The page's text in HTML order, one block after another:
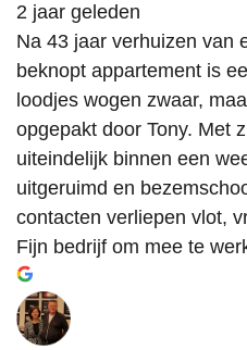
2 jaar geleden
Na 43 jaar verhuizen van
beknopt appartement is
loodjes wogen zwaar,
opgepakt door Tony. Met
uiteindelijk binnen een
uitgeruimd en
contacten verliepen vlot,
Fijn bedrijf om mee te